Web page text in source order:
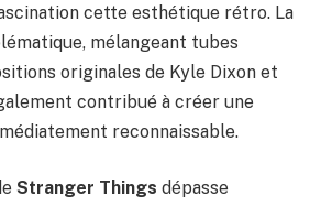
cette esthétique rétro. La
mélangeant tubes
originales de Kyle Dixon et
contribué à créer une
reconnaissable.
Stranger Things dépasse